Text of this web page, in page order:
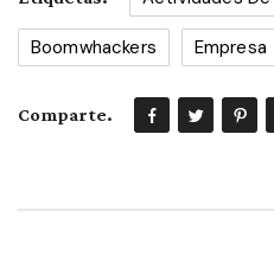
Boomwhackers Empresa
Comparte.